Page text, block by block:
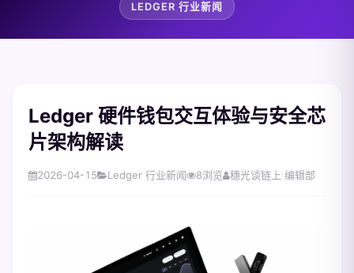
LEDGER 行业新闻
Ledger 硬件钱包交互体验与安全芯
片架构解读
2026-04-15 Ledger 行业新闻 8浏览 穗光谈链上 编辑部